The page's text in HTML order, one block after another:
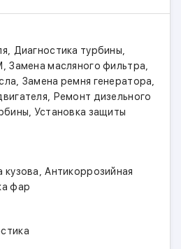
, Диагностика турбины,
,Замена масляного фильтра,
, Замена ремня генератора,
, Ремонт дизельного
, Установка защиты
кузова,Антикоррозийная
фар